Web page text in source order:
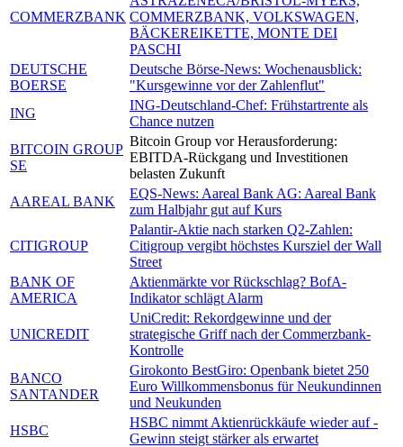
COMMERZBANK COMMERZBANK, VOLKSWAGEN,
BÄCKEREIKETTE, MONTE DEI
PASCHI
DEUTSCHE
BOERSE
Deutsche Börse-News: Wochenausblick:
"Kursgewinne vor der Zahlenflut"
ING
ING-Deutschland-Chef: Frühstartrente als
Chance nutzen
BITCOIN GROUP
SE
Bitcoin Group vor Herausforderung:
EBITDA-Rückgang und Investitionen
belasten Zukunft
AAREAL BANK
EQS-News: Aareal Bank AG: Aareal Bank
zum Halbjahr gut auf Kurs
CITIGROUP
Palantir-Aktie nach starken Q2-Zahlen:
Citigroup vergibt höchstes Kursziel der Wall
Street
BANK OF
AMERICA
Aktienmärkte vor Rückschlag? BofA-
Indikator schlägt Alarm
UNICREDIT
UniCredit: Rekordgewinne und der
strategische Griff nach der Commerzbank-
Kontrolle
BANCO
SANTANDER
Girokonto BestGiro: Openbank bietet 250
Euro Willkommensbonus für Neukundinnen
und Neukunden
HSBC
HSBC nimmt Aktienrückkäufe wieder auf -
Gewinn steigt stärker als erwartet